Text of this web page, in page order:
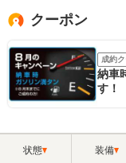
クーポン
成約
納車
す！
状態 装備